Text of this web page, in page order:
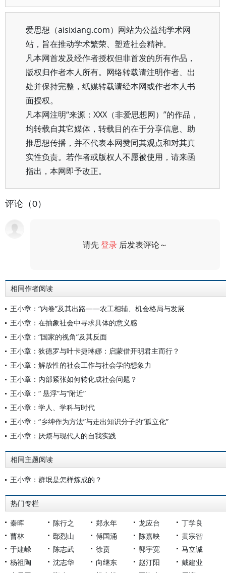
爱思想（aisixiang.com）网站为公益纯学术网
站，旨在推动学术繁荣、塑造社会精神。
凡本网首发及经作者授权但非首发的所有作品，
版权归作者本人所有。网络转载请注明作者、出
处并保持完整，纸媒转载请经本网或作者本人书
面授权。
凡本网注明“来源：XXX（非爱思想网）”的作品，
均转载自其它媒体，转载目的在于分享信息、助
推思想传播，并不代表本网赞同其观点和对其真
实性负责。若作者或版权人不愿被使用，请来函
指出，本网即予改正。
评论（0）
请先登录 后发表评论～
相同作者阅读
王小章：“内卷”及其出路——农工相辅、机会格局与发展
王小章：在抽象社会中寻求具体的意义感
王小章：“国家的视角”及其反面
王小章：狄德罗与叶卡捷琳娜：启蒙借开明君主而行？
王小章：解放性的社会工作与社会学的想象力
王小章：内部紧张如何转化成社会问题？
王小章：“ 悬浮”与“附近”
王小章：学人、学科与时代
王小章：“乡绅作为方法”与走出知识分子的“孤立化”
王小章：厌烦与现代人的自我实践
相同主题阅读
王小章：群氓是怎样炼成的？
热门专栏
秦晖 陈行之 郑永年 龙应台
丁学良
曹林
鄢烈山 傅国涌 陈嘉映
黄宗智
于建嵘
陈志武 徐贲 郭宇宽
马立诚
杨祖陶
沈志华 向继东 赵汀阳
戴建业